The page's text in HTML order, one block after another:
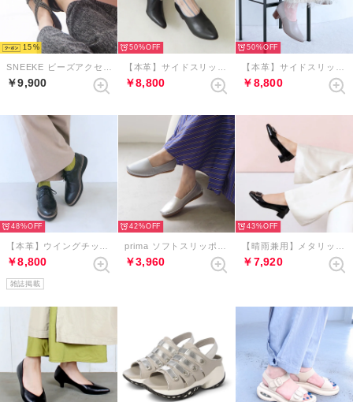
15
￥9,900
50%
￥8,800
50%
￥8,800
48%
￥8,800
雑誌掲載
42%
￥3,960
43%
￥7,920